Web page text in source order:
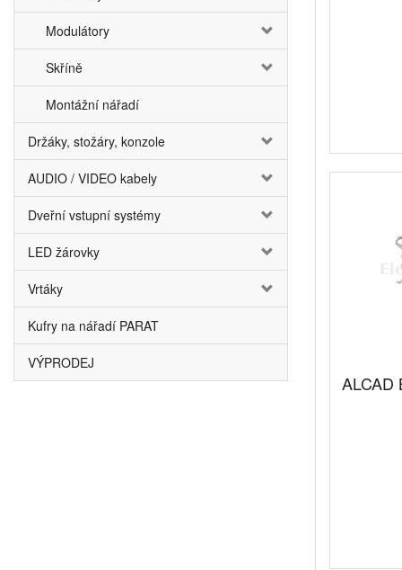
Modulátory
Skříně
Montážní nářadí
Držáky, stožáry, konzole
AUDIO / VIDEO kabely
Dveřní vstupní systémy
LED žárovky
Vrtáky
Kufry na nářadí PARAT
VÝPRODEJ
ALCAD